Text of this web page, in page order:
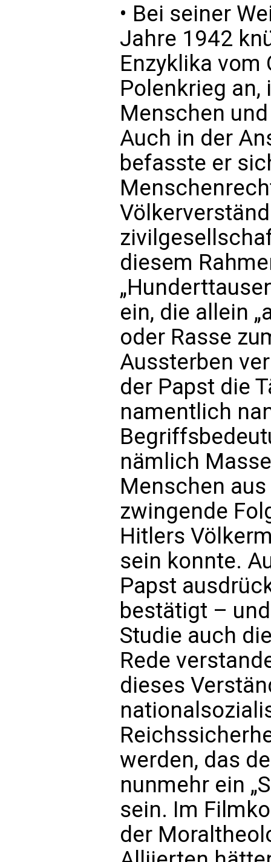
• Bei seiner
Jahre 1942
Enzyklika vom
Polenkrieg an,
Menschen
Auch in der
befasste er
diesem
ein, die allein
oder Rasse
Aussterben
der Papst die
namentlich
nämlich
Menschen
zwingende
Hitlers
sein konnte.
Papst
bestätigt –
Studie auch
Rede
dieses
werden, das
nunmehr ein
sein. Im
der